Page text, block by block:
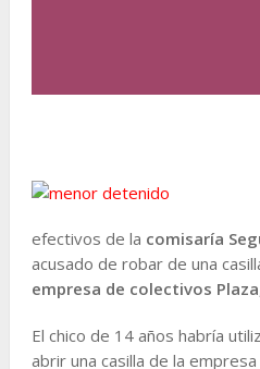
efectivos de la comisaría
acusado de robar de una
empresa de colectivos Plaza
El chico de 14 años habría
abrir una casilla de la